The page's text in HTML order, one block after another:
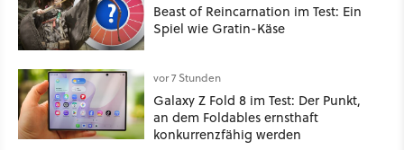
Beast of Reincarnation im Test: Ein
Spiel wie Gratin-Käse
vor 7 Stunden
Galaxy Z Fold 8 im Test: Der Punkt,
an dem Foldables ernsthaft
konkurrenzfähig werden